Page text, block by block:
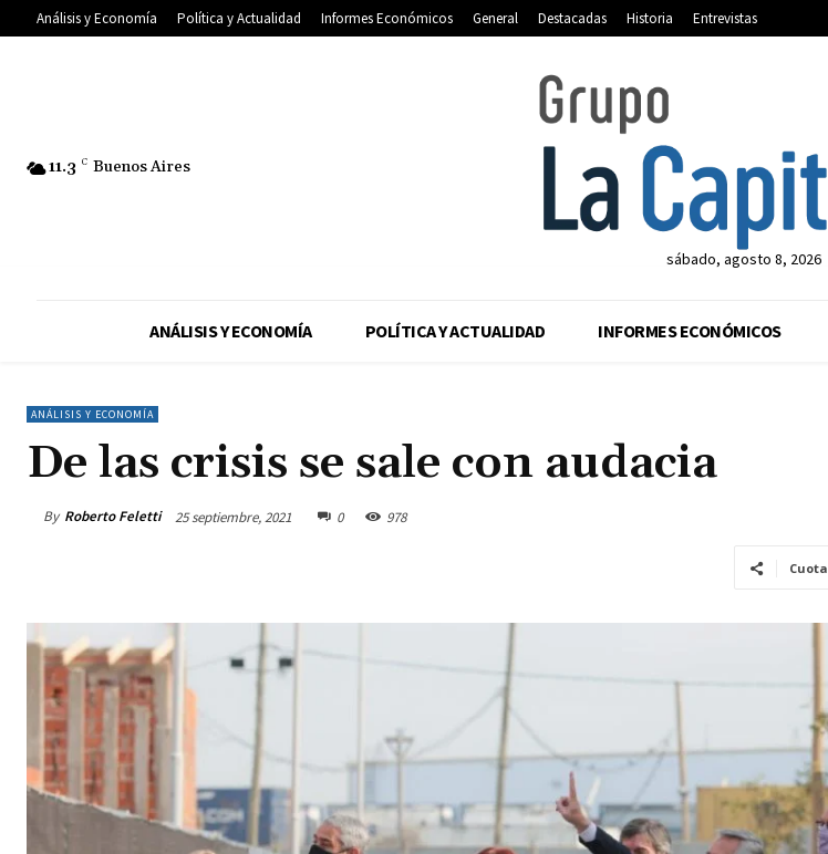
Análisis y Economía Política y Actualidad Informes Económicos General Destacadas Historia Entrevistas
11.3 C Buenos Aires
sábado, agosto 8, 2026
ANÁLISIS Y ECONOMÍA POLÍTICA Y ACTUALIDAD INFORMES ECONÓMICOS
ANÁLISIS Y ECONOMÍA
De las crisis se sale con audacia
By Roberto Feletti 25 septiembre, 2021 0 978
Cuota